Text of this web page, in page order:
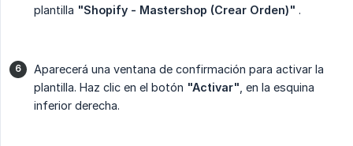
plantilla "Shopify - Mastershop (Crear Orden)" .
Aparecerá una ventana de confirmación para activar la
plantilla. Haz clic en el botón "Activar" , en la esquina
inferior derecha.